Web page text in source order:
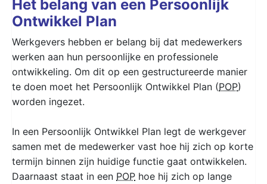
Het belang van een Persoonlijk
Ontwikkel Plan
Werkgevers hebben er belang bij dat medewerkers
werken aan hun persoonlijke en professionele
ontwikkeling. Om dit op een gestructureerde manier
te doen moet het Persoonlijk Ontwikkel Plan (POP)
worden ingezet.
In een Persoonlijk Ontwikkel Plan legt de werkgever
samen met de medewerker vast hoe hij zich op korte
termijn binnen zijn huidige functie gaat ontwikkelen.
Daarnaast staat in een POP hoe hij zich op lange